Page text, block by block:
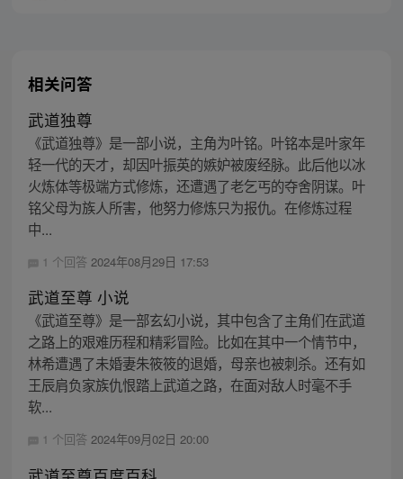
相关问答
武道独尊
《武道独尊》是一部小说，主角为叶铭。叶铭本是叶家年
轻一代的天才，却因叶振英的嫉妒被废经脉。此后他以冰
火炼体等极端方式修炼，还遭遇了老乞丐的夺舍阴谋。叶
铭父母为族人所害，他努力修炼只为报仇。在修炼过程
中...
1 个回答 2024年08月29日 17:53
武道至尊 小说
《武道至尊》是一部玄幻小说，其中包含了主角们在武道
之路上的艰难历程和精彩冒险。比如在其中一个情节中，
林希遭遇了未婚妻朱筱筱的退婚，母亲也被刺杀。还有如
王辰肩负家族仇恨踏上武道之路，在面对敌人时毫不手
软...
1 个回答 2024年09月02日 20:00